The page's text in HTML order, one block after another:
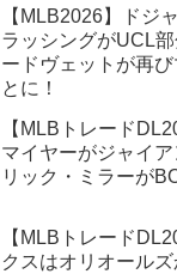
【MLB2026】ドジ
ラッシングがUCL
ードヴェットが再
とに！
【MLBトレード
マイヤーがジャイ
リック・ミラーが
【MLBトレード
クスはオリオール